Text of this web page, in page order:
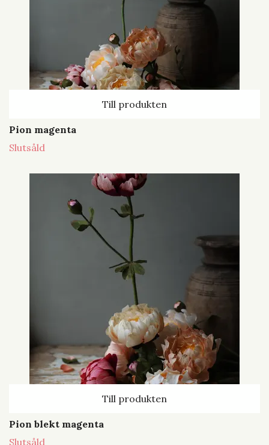
Till produkten
Pion magenta
Slutsåld
Till produkten
Pion blekt magenta
Slutsåld